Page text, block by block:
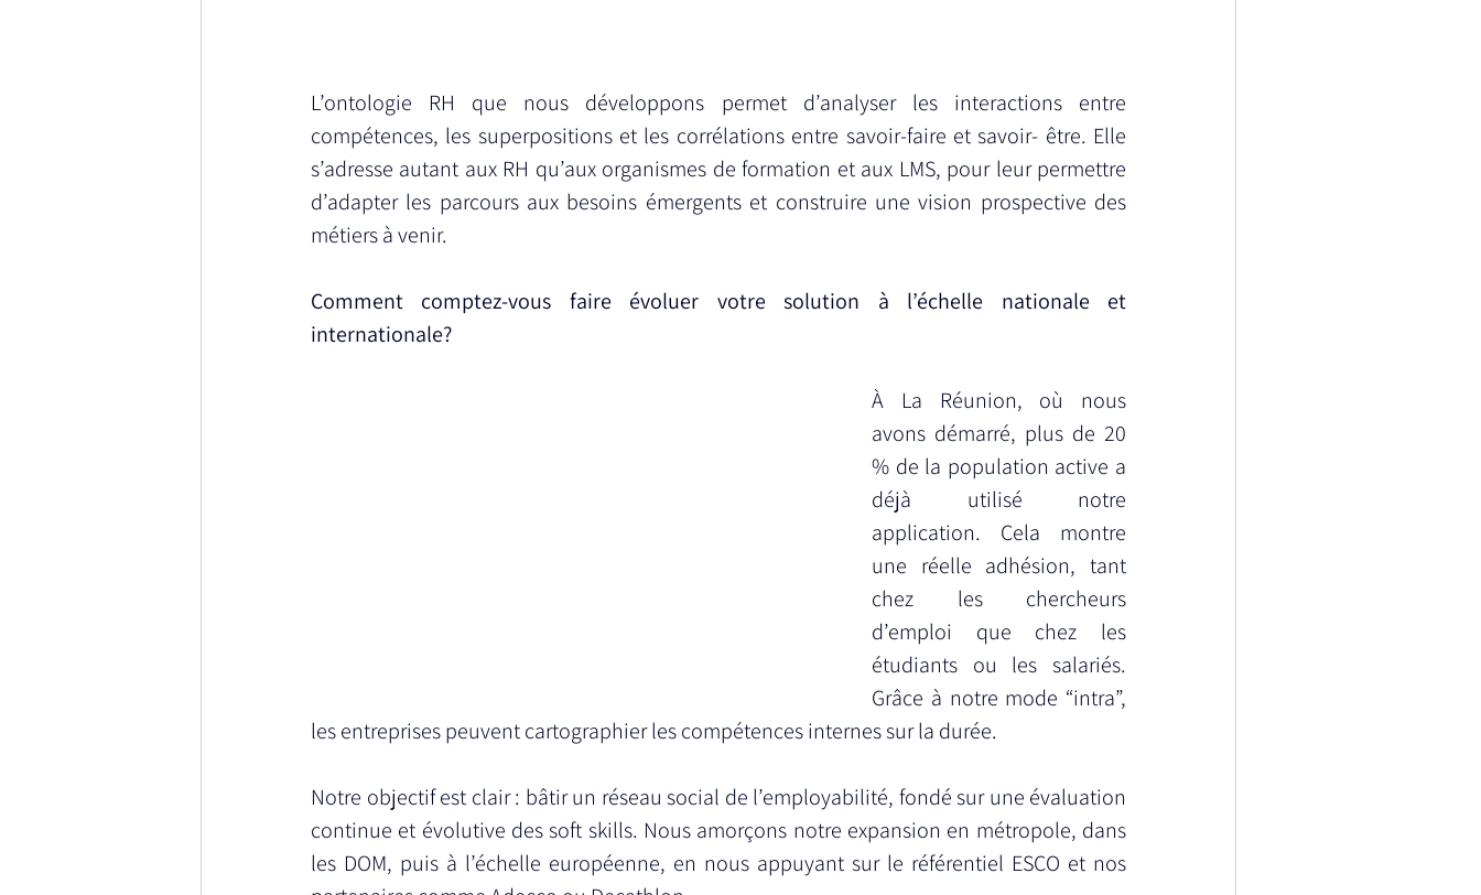
L’ontologie RH que nous développons permet d’analyser les interactions entre
compétences, les superpositions et les corrélations entre savoir-faire et savoir- être. Elle
s’adresse autant aux RH qu’aux organismes de formation et aux LMS, pour leur permettre
d’adapter les parcours aux besoins émergents et construire une vision prospective des
métiers à venir.
Comment comptez-vous faire évoluer votre solution à l’échelle nationale et
internationale?
À La Réunion, où nous
avons démarré, plus de 20
% de la population active a
déjà utilisé notre
application. Cela montre
une réelle adhésion, tant
chez les chercheurs
d’emploi que chez les
étudiants ou les salariés.
Grâce à notre mode “intra”,
les entreprises peuvent cartographier les compétences internes sur la durée.
Notre objectif est clair : bâtir un réseau social de l’employabilité, fondé sur une évaluation
continue et évolutive des soft skills. Nous amorçons notre expansion en métropole, dans
les DOM, puis à l’échelle européenne, en nous appuyant sur le référentiel ESCO et nos